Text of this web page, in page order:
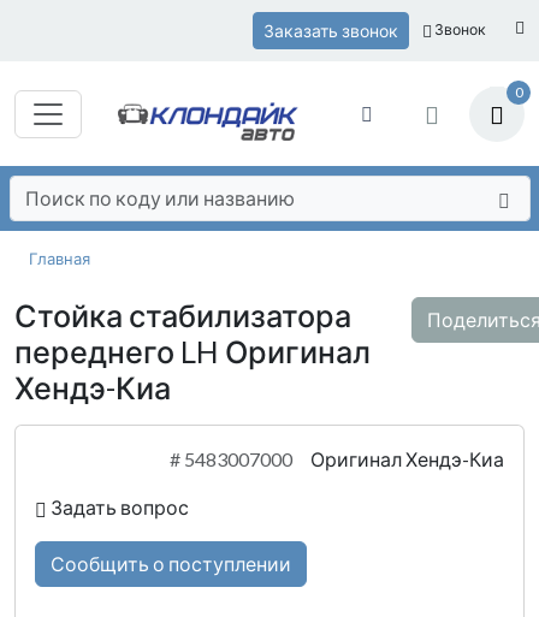
Заказать звонок Звонок
0
Главная
Стойка стабилизатора
переднего LH Оригинал
Хендэ-Киа
# 5483007000 Оригинал Хендэ-Киа
Задать вопрос
Сообщить о поступлении